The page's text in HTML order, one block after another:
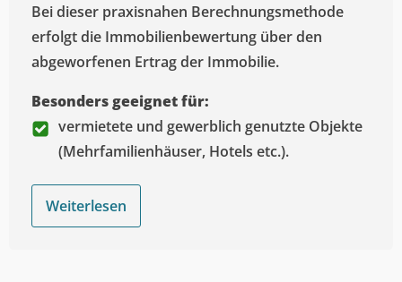
Bei dieser praxisnahen Berechnungsmethode
erfolgt die Immobilienbewertung über den
abgeworfenen Ertrag der Immobilie.
Besonders geeignet für:
vermietete und gewerblich genutzte Objekte
(Mehrfamilienhäuser, Hotels etc.).
Weiterlesen